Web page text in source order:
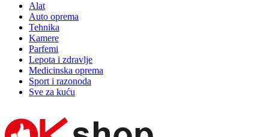
Alat
Auto oprema
Tehnika
Kamere
Parfemi
Lepota i zdravlje
Medicinska oprema
Sport i razonoda
Sve za kuću